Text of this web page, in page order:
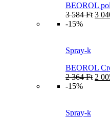
BEOROL
3 584Ft 3
-15%
Spray-k
BEOROL
2 364Ft 2
-15%
Spray-k